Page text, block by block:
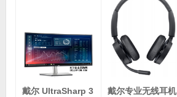
戴尔 UltraSharp 3
戴尔专业无线耳机